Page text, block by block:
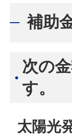
補助
次の
す。
太陽光